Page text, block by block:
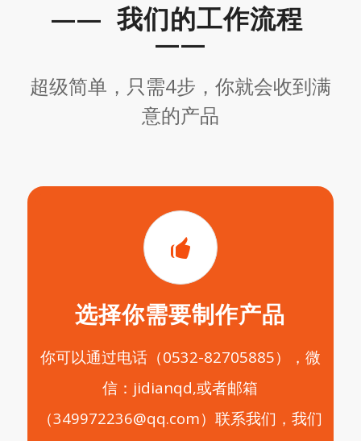
—— 我们的工作流程
——
超级简单，只需4步，你就会收到满
意的产品
选择你需要制作产品
你可以通过电话（0532-82705885），微
信：jidianqd,或者邮箱
（349972236@qq.com）联系我们，我们